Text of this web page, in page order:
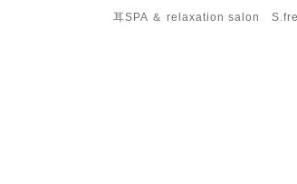
耳SPA ＆ relaxation salon